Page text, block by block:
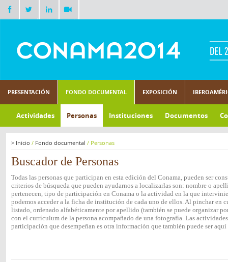
PRESENTACIÓN FONDO DOCUMENTAL EXPOSICIÓN
Actividades Personas Instituciones Documentos
> Inicio / Fondo documental / Personas
Buscador de Personas
Todas las personas que participan en esta edición del Conama, pueden ser
criterios de búsqueda que pueden ayudarnos a localizarlas son: nombre o
pertenecen, tipo de participación en Conama o la actividad en la que
podemos acceder a la ficha de institución de cada uno de ellos. Al pinchar en
listado, ordenado alfabéticamente por apellido (también se puede organizar
con el currículum de la persona acompañado de una fotografía. Las
participación que desempeñan es otra información que también puede ser